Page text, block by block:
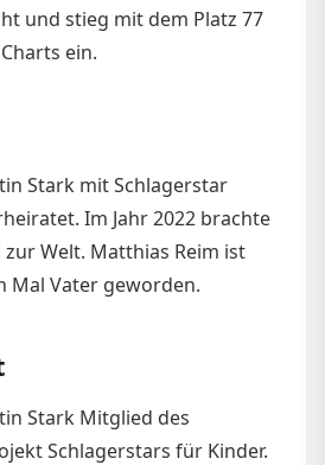
und stieg mit dem Platz 77
ein.
Stark mit Schlagerstar
Im Jahr 2022 brachte
Welt. Matthias Reim ist
Mal Vater geworden.
Stark Mitglied des
Schlagerstars für Kinder.